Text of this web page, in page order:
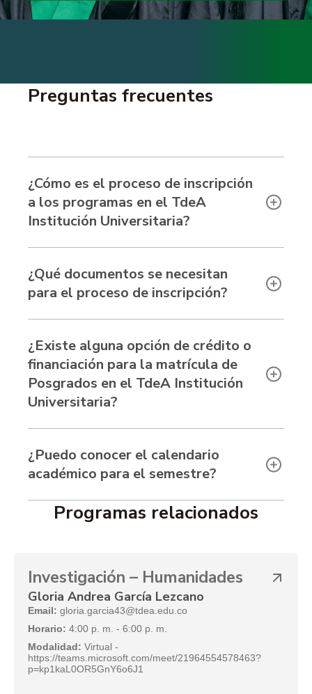
Preguntas frecuentes
¿Cómo es el proceso de inscripción
a los programas en el TdeA
Institución Universitaria?
¿Qué documentos se necesitan
para el proceso de inscripción?
¿Existe alguna opción de crédito o
financiación para la matrícula de
Posgrados en el TdeA Institución
Universitaria?
¿Puedo conocer el calendario
académico para el semestre?
Programas relacionados
Investigación – Humanidades
Gloria Andrea García Lezcano
Email: gloria.garcia43@tdea.edu.co
Horario: 4:00 p. m. - 6:00 p. m.
Modalidad: Virtual -
https://teams.microsoft.com/meet/21964554578463?
p=kp1kaL0OR5GnY6o6J1